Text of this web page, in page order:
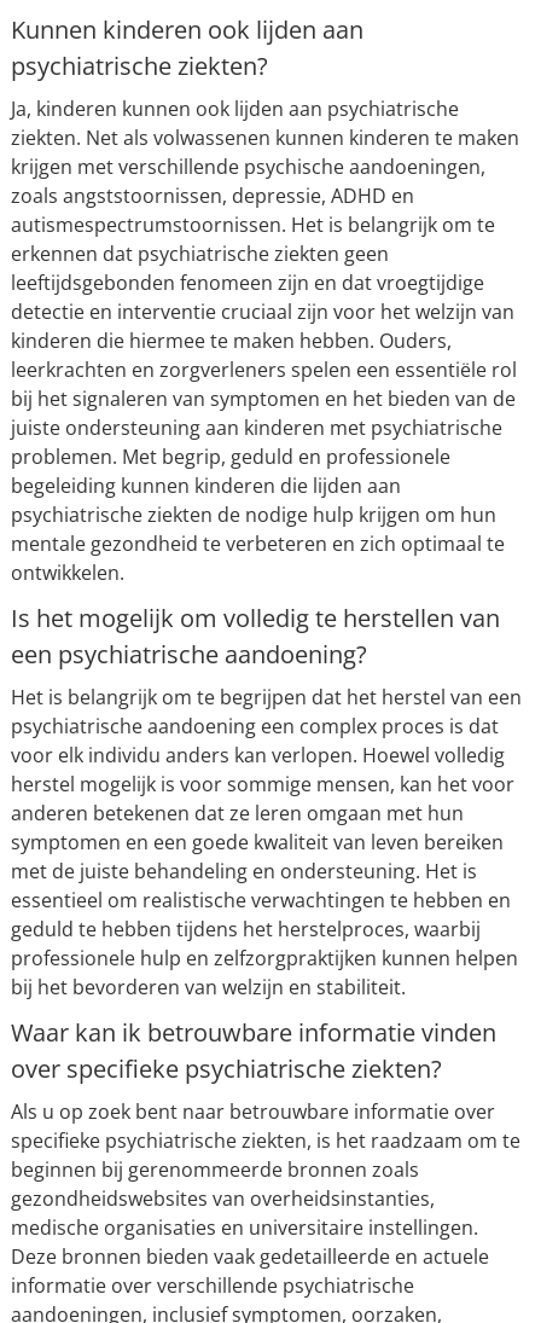
Kunnen kinderen ook lijden aan
psychiatrische ziekten?
Ja, kinderen kunnen ook lijden aan psychiatrische
ziekten. Net als volwassenen kunnen kinderen te maken
krijgen met verschillende psychische aandoeningen,
zoals angststoornissen, depressie, ADHD en
autismespectrumstoornissen. Het is belangrijk om te
erkennen dat psychiatrische ziekten geen
leeftijdsgebonden fenomeen zijn en dat vroegtijdige
detectie en interventie cruciaal zijn voor het welzijn van
kinderen die hiermee te maken hebben. Ouders,
leerkrachten en zorgverleners spelen een essentiële rol
bij het signaleren van symptomen en het bieden van de
juiste ondersteuning aan kinderen met psychiatrische
problemen. Met begrip, geduld en professionele
begeleiding kunnen kinderen die lijden aan
psychiatrische ziekten de nodige hulp krijgen om hun
mentale gezondheid te verbeteren en zich optimaal te
ontwikkelen.
Is het mogelijk om volledig te herstellen van
een psychiatrische aandoening?
Het is belangrijk om te begrijpen dat het herstel van een
psychiatrische aandoening een complex proces is dat
voor elk individu anders kan verlopen. Hoewel volledig
herstel mogelijk is voor sommige mensen, kan het voor
anderen betekenen dat ze leren omgaan met hun
symptomen en een goede kwaliteit van leven bereiken
met de juiste behandeling en ondersteuning. Het is
essentieel om realistische verwachtingen te hebben en
geduld te hebben tijdens het herstelproces, waarbij
professionele hulp en zelfzorgpraktijken kunnen helpen
bij het bevorderen van welzijn en stabiliteit.
Waar kan ik betrouwbare informatie vinden
over specifieke psychiatrische ziekten?
Als u op zoek bent naar betrouwbare informatie over
specifieke psychiatrische ziekten, is het raadzaam om te
beginnen bij gerenommeerde bronnen zoals
gezondheidswebsites van overheidsinstanties,
medische organisaties en universitaire instellingen.
Deze bronnen bieden vaak gedetailleerde en actuele
informatie over verschillende psychiatrische
aandoeningen, inclusief symptomen, oorzaken,